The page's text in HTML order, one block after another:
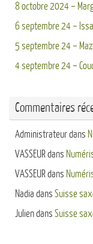
8 octobre 2024 –
6 septembre 24 –
5 septembre 24 –
4 septembre 24 –
Commentaires
Administrateurdans
VASSEURdans
VASSEURdans
Nadia dans Suisse
Juliendans Suisse